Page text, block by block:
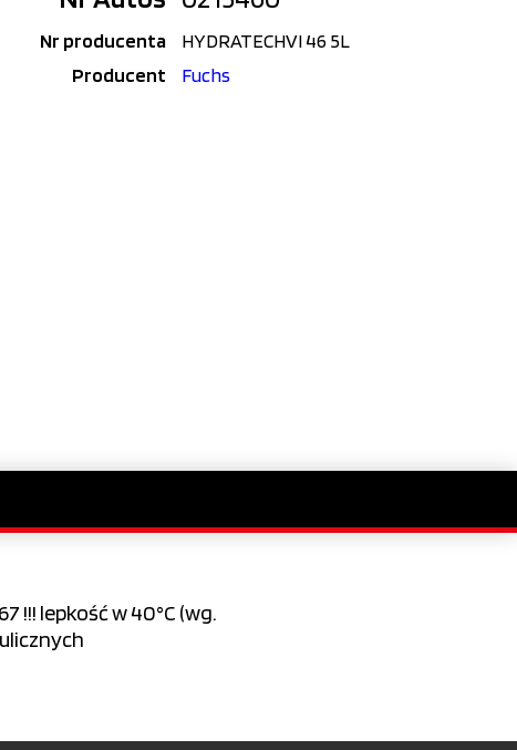
Nr producenta
HYDRATECHVI 46 5L
Producent
Fuchs
!!! lepkość w 40°C (wg.